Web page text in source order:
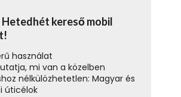
kereső mobil
használat
mi van a közelben
nélkülözhetetlen: Magyar és
úticélok